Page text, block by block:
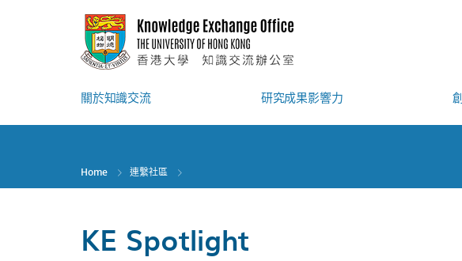
關於知識交流 研究成果影響力
Home 連繫社區
KE Spotlight